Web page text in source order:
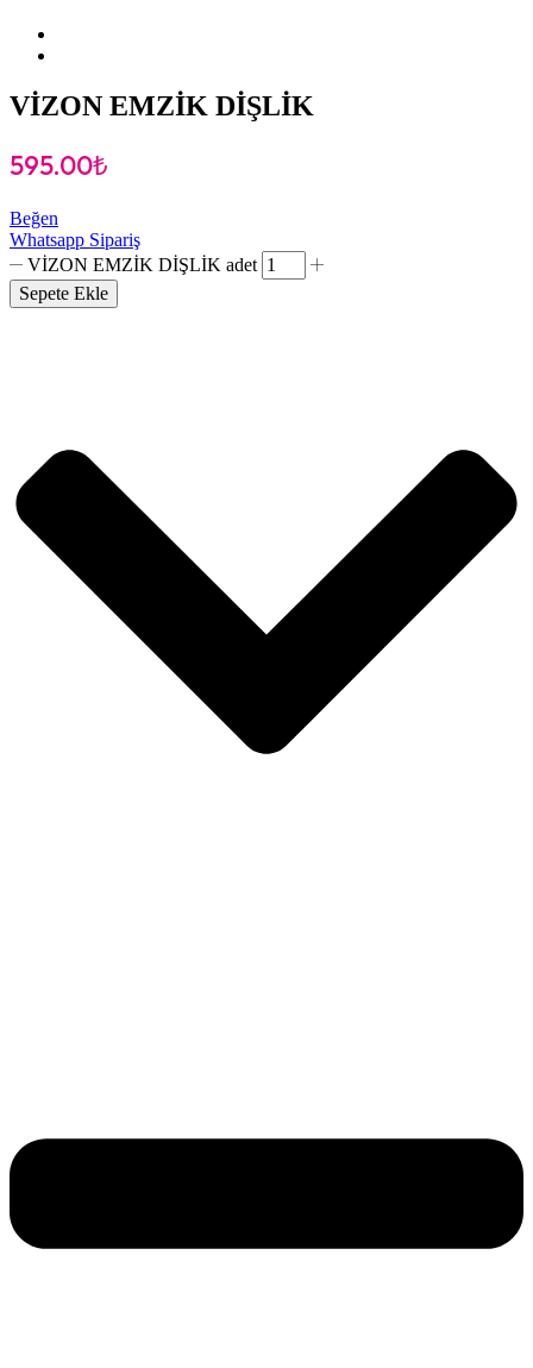
VİZON EMZİK DİŞLİK
595.00₺
Beğen
Whatsapp Sipariş
VİZON EMZİK DİŞLİK adet
Sepete Ekle